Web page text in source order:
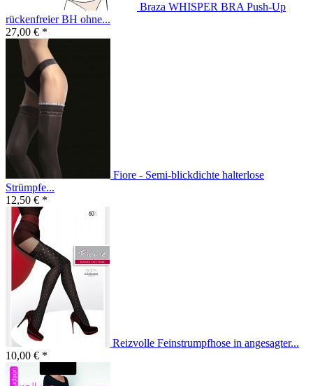
Braza WHISPER BRA Push-Up
rückenfreier BH ohne...
27,00 € *
Fiore - Semi-blickdichte halterlose
Strümpfe...
12,50 € *
Reizvolle Feinstrumpfhose in angesagter...
10,00 € *